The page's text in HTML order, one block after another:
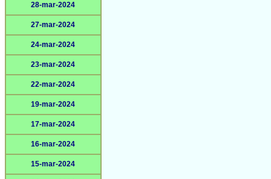
28-mar-2024
27-mar-2024
24-mar-2024
23-mar-2024
22-mar-2024
19-mar-2024
17-mar-2024
16-mar-2024
15-mar-2024